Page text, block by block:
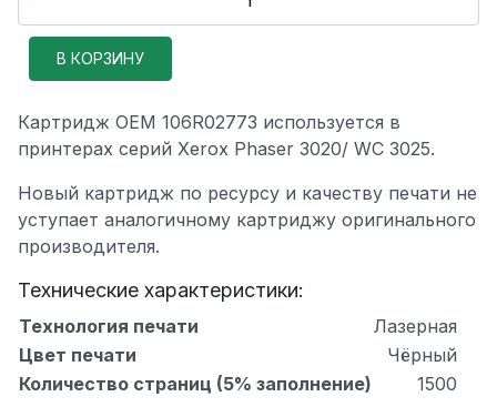
Картридж OEM 106R02773 используется в
принтерах серий Xerox Phaser 3020/ WC 3025.
Новый картридж по ресурсу и качеству печати не
уступает аналогичному картриджу оригинального
производителя.
Технические характеристики:
Технология печати
Лазерная
Цвет печати
Чёрный
Количество страниц (5% заполнение)
1500